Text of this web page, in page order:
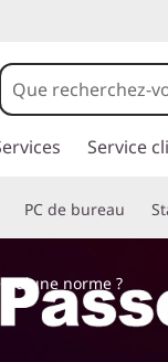
Service
PC de bureau
norme ?